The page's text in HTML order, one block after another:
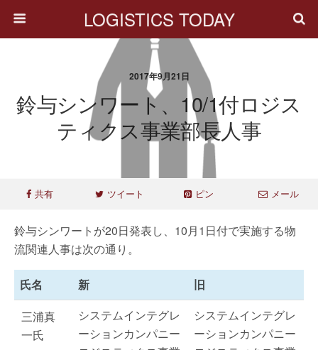
LOGISTICS TODAY
2017年9月21日
鈴与シンワート、10/1付ロジス
ティクス事業部長人事
共有 ツイート ピン メール
鈴与シンワートが20日発表し、10月1日付で実施する物
流関連人事は次の通り。
氏名 新
旧
三浦真
一氏
システムインテグレ
ーションカンパニー
システムインテグレ
ーションカンパニー